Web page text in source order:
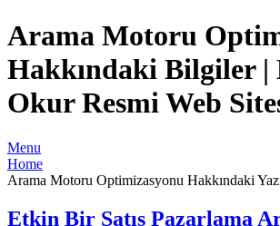
Arama Motoru
Hakkındaki Bilgiler |
Okur Resmi Web
Menu
Home
Arama Motoru Optimizasyonu Hakkındaki
Etkin Bir Satış Pazarlama